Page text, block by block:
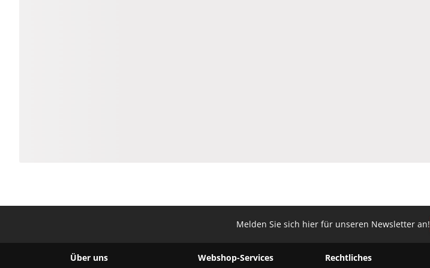
Melden Sie sich hier für unseren Newsletter an!
Über uns
Webshop-Services
Rechtliches